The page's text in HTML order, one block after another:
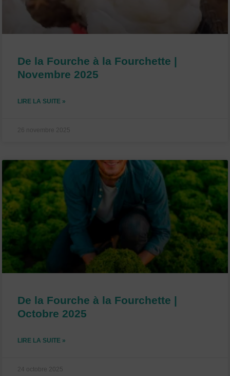
De la Fourche à la Fourchette |
Novembre 2025
LIRE LA SUITE »
26 novembre 2025
De la Fourche à la Fourchette |
Octobre 2025
LIRE LA SUITE »
24 octobre 2025